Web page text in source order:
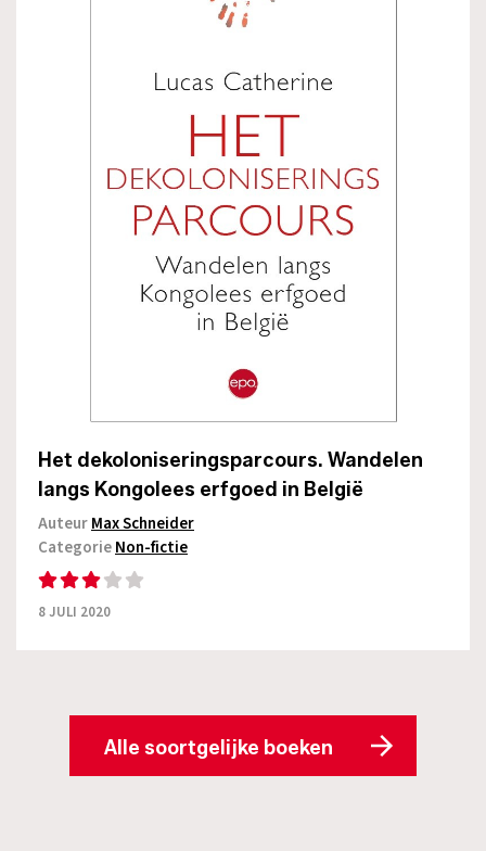
Het dekoloniseringsparcours. Wandelen
langs Kongolees erfgoed in België
AuteurMax Schneider
CategorieNon-fictie
8 JULI 2020
Alle soortgelijke boeken